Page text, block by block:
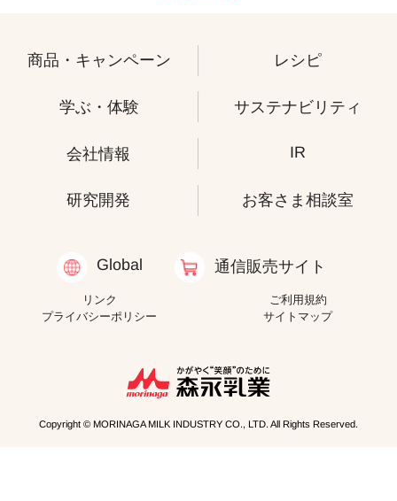
商品・キャンペーン レシピ
学ぶ・体験 サステナビリティ
会社情報 IR
研究開発 お客さま相談室
Global 通信販売サイト
リンク
ご利用規約
プライバシーポリシー
サイトマップ
Copyright © MORINAGA MILK INDUSTRY CO., LTD. All Rights Reserved.